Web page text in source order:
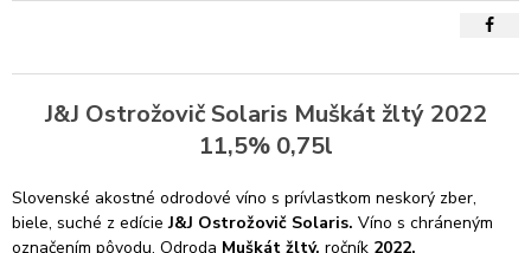
J&J Ostrožovič Solaris Muškát žltý 2022
11,5% 0,75l
Slovenské akostné odrodové víno s prívlastkom neskorý zber,
biele, suché z edícieJ&J Ostrožovič Solaris. Víno s chráneným
označením pôvodu. Odroda Muškát žltý, ročník 2022,